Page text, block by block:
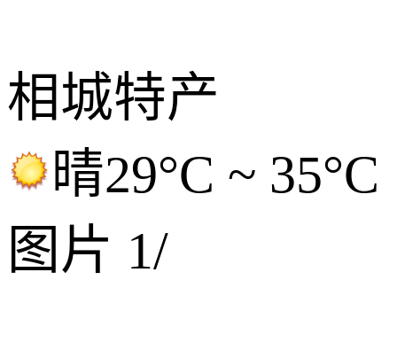
相城特产
晴29°C ~ 35°C
图片 1/